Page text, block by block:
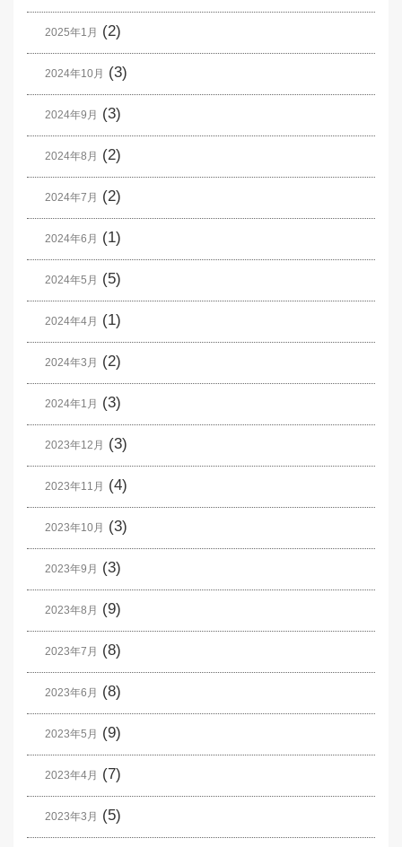
2025年1月 (2)
2024年10月 (3)
2024年9月 (3)
2024年8月 (2)
2024年7月 (2)
2024年6月 (1)
2024年5月 (5)
2024年4月 (1)
2024年3月 (2)
2024年1月 (3)
2023年12月 (3)
2023年11月 (4)
2023年10月 (3)
2023年9月 (3)
2023年8月 (9)
2023年7月 (8)
2023年6月 (8)
2023年5月 (9)
2023年4月 (7)
2023年3月 (5)